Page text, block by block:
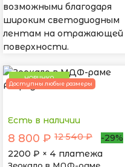
возможными благодаря
широким светодиодным
лентам на отражающей
поверхности.
НОВИНКА
Доступны любые размеры
Есть в наличии
8 800 ₽ 12 540 ₽
-29%
2200 ₽ × 4 платежа